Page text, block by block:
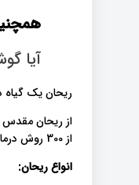
آیا
ریحان یک
از ریحان
از 300 روش درمانی گیاهی آیورودا از جمله تنتور، چای، پماد و مقوی مورد استفاده قرار گرفته است.
انواع ریحان: